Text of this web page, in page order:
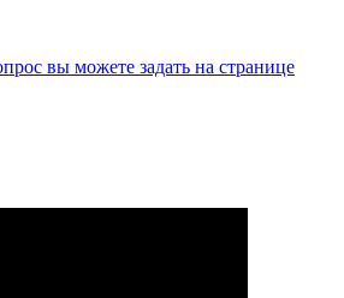
вы можете задать на странице